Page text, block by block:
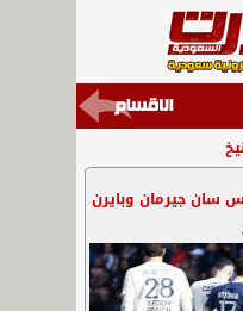
سان جيرمان وبايرن